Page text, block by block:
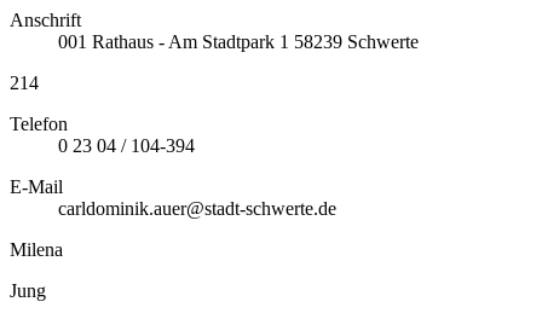
Anschrift
001 Rathaus - Am Stadtpark 1 58239 Schwerte
214
Telefon
0 23 04 / 104-394
E-Mail
carldominik.auer@stadt-schwerte.de
Milena
Jung